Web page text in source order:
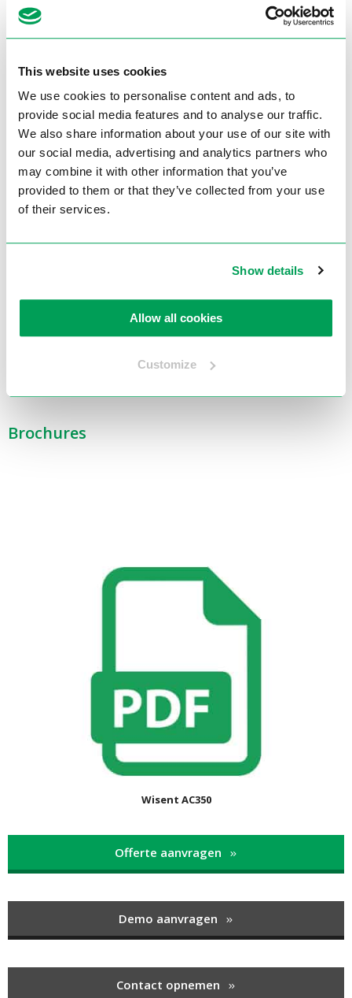
This website uses cookies
We use cookies to personalise content and ads, to
provide social media features and to analyse our traffic.
We also share information about your use of our site with
our social media, advertising and analytics partners who
may combine it with other information that you’ve
provided to them or that they’ve collected from your use
of their services.
Show details
Allow all cookies
Customize
Klemopening
Afmeting zaagblad Ø mm
350 mm
Gewicht ca.
110 kg
667100250
Capaciteit
100 mm
Brochures
Wisent AC350
Offerte aanvragen
Demo aanvragen
Contact opnemen